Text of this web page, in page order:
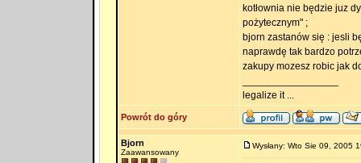
kotłownia nie będzie juz
pożytecznym" ;
bjorn zastanów się : jesli
naprawdę tak bardzo
zakupy mozesz robic jak
legalize it ...
Powrót do góry
Bjorn
Zaawansowany
Wysłany: Wto Sie 09, 2005